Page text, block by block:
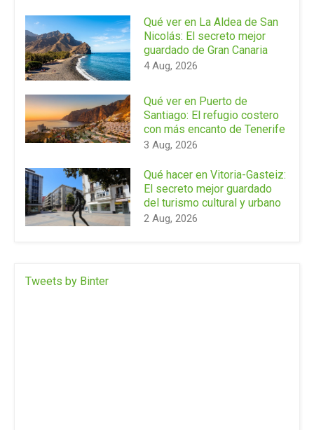
Qué ver en La Aldea de San
Nicolás: El secreto mejor
guardado de Gran Canaria
4 Aug, 2026
Qué ver en Puerto de
Santiago: El refugio costero
con más encanto de Tenerife
3 Aug, 2026
Qué hacer en Vitoria-Gasteiz:
El secreto mejor guardado
del turismo cultural y urbano
2 Aug, 2026
Tweets by Binter